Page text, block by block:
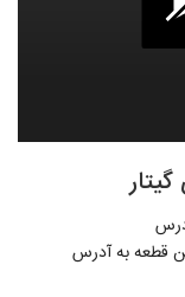
قطعه به آدرس